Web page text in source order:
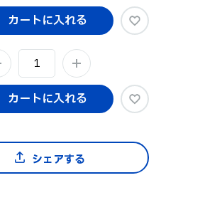
カートに入れる
カートに入れる
シェアする